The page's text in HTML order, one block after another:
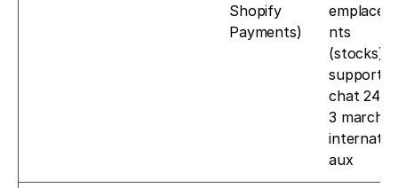
Shopify
Payments)
nts
(stocks),
support
chat 24/7,
3 marchés
aux